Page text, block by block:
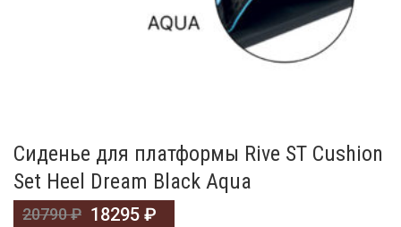
Сиденье для платформы Rive ST Cushion
Set Heel Dream Black Aqua
20790₽ 18295 ₽